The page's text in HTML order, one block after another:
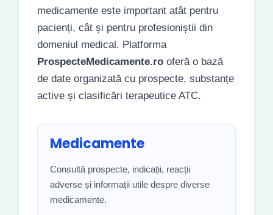
medicamente este important atât pentru
pacienți, cât și pentru profesioniștii din
domeniul medical. Platforma
ProspecteMedicamente.ro oferă o bază
de date organizată cu prospecte, substanțe
active și clasificări terapeutice ATC.
Medicamente
Consultă prospecte, indicații, reacții
adverse și informații utile despre diverse
medicamente.